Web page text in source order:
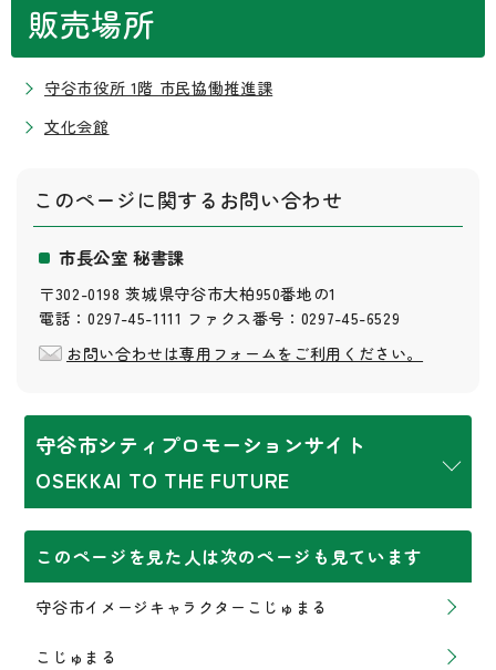
販売場所
守谷市役所 1階 市民協働推進課
文化会館
このページに関する お問い合わせ
市長公室 秘書課
〒302-0198 茨城県守谷市大柏950番地の1
電話：0297-45-1111 ファクス番号：0297-45-6529
お問い合わせは専用フォームをご利用ください。
守谷市シティプロモーションサイト
OSEKKAI TO THE FUTURE
このページを見た人は次のページも見ています
守谷市イメージキャラクターこじゅまる
こじゅまる